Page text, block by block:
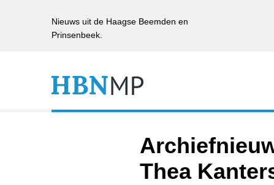
Nieuws uit de Haagse Beemden en
Prinsenbeek.
Thea